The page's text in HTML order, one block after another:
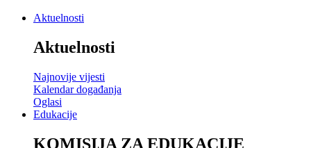
Aktuelnosti
Aktuelnosti
Najnovije vijesti
Kalendar događanja
Oglasi
Edukacije
KOMISIJA ZA EDUKACIJE